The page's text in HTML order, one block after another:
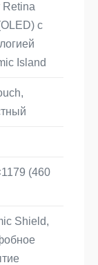
Retina
с
Island
(460
Shield,